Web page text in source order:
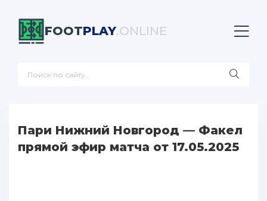
FOOTPLAY.ONLINE
Пари Нижний Новгород — Факел
прямой эфир матча от 17.05.2025